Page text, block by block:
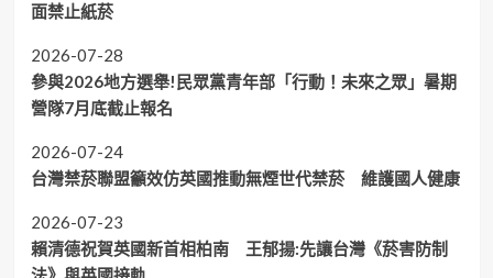
面禁止紙菸
2026-07-28
參與2026地方選舉!民眾黨青年部「行動！未來之眾」暑期
營隊7月底截止報名
2026-07-24
台灣禁菸聯盟籲效仿英國推動無煙世代禁菸 維護國人健康
2026-07-23
賴清德祝賀英國新首相柏南 王郁揚:先讓台灣《菸害防制